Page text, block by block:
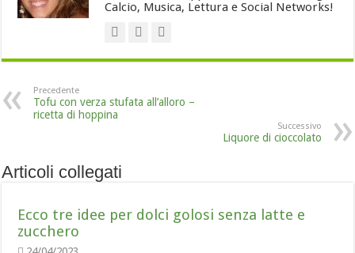
Calcio, Musica, Lettura e Social Networks!
Precedente
Tofu con verza stufata all’alloro –
ricetta di hoppina
Successivo
Liquore di cioccolato
Articoli collegati
Ecco tre idee per dolci golosi senza latte e
zucchero